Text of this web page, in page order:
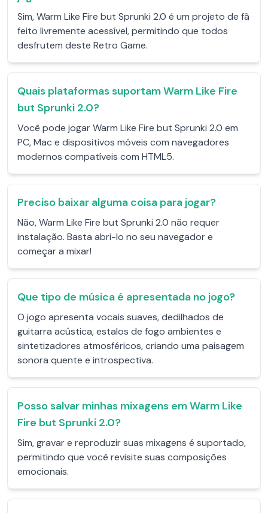
Sim, Warm Like Fire but Sprunki 2.0 é um projeto de fã
feito livremente acessível, permitindo que todos
desfrutem deste Retro Game.
Quais plataformas suportam Warm Like Fire
but Sprunki 2.0?
Você pode jogar Warm Like Fire but Sprunki 2.0 em
PC, Mac e dispositivos móveis com navegadores
modernos compatíveis com HTML5.
Preciso baixar alguma coisa para jogar?
Não, Warm Like Fire but Sprunki 2.0 não requer
instalação. Basta abri-lo no seu navegador e
começar a mixar!
Que tipo de música é apresentada no jogo?
O jogo apresenta vocais suaves, dedilhados de
guitarra acústica, estalos de fogo ambientes e
sintetizadores atmosféricos, criando uma paisagem
sonora quente e introspectiva.
Posso salvar minhas mixagens em Warm Like
Fire but Sprunki 2.0?
Sim, gravar e reproduzir suas mixagens é suportado,
permitindo que você revisite suas composições
emocionais.